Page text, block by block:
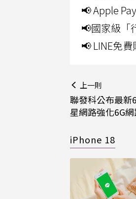
📢 Apple
📢國家級「
📢 LINE免
上一則
聯發科公布最新
星網路強化6G
iPhone 18